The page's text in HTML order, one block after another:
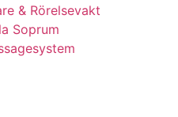
& Rörelsevakt
Soprum